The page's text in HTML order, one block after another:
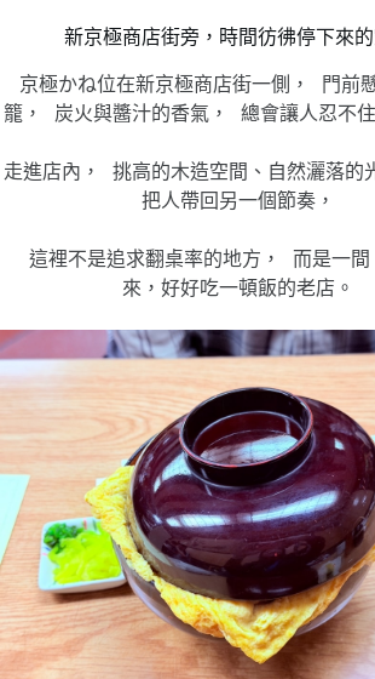
新京極商店街旁，時間彷彿停下來
京極かね位在新京極商店街一側， 門前
籠， 炭火與醬汁的香氣， 總會讓人忍不住
走進店內， 挑高的木造空間、自然灑落的
把人帶回另一個節奏，
這裡不是追求翻桌率的地方， 而是一
來，好好吃一頓飯的老店。